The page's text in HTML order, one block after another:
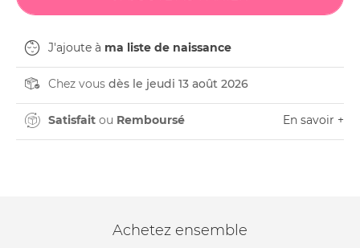
J'ajoute à ma liste de naissance
Chez vous dès le jeudi 13 août 2026
Satisfait ou Remboursé En savoir +
Achetez ensemble